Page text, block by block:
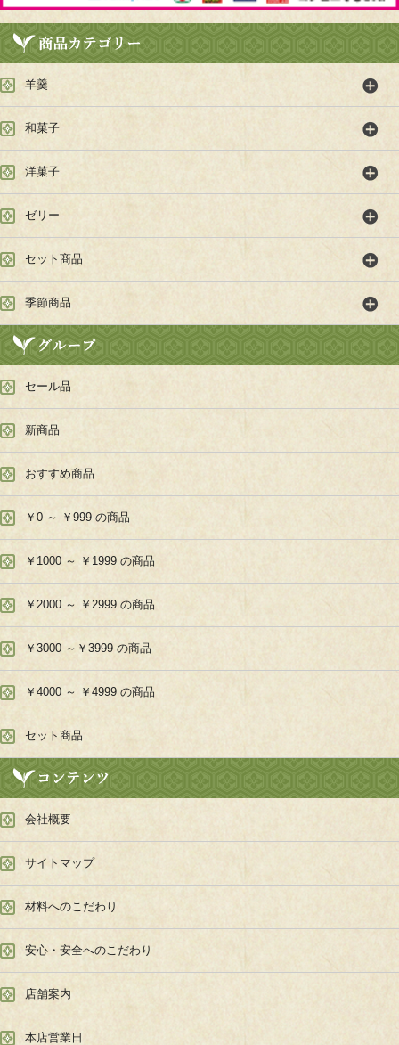
羊羹
和菓子
洋菓子
ゼリー
セット商品
季節商品
セール品
新商品
おすすめ商品
￥0 ～ ￥999 の商品
￥1000 ～ ￥1999 の商品
￥2000 ～ ￥2999 の商品
￥3000 ～￥3999 の商品
￥4000 ～ ￥4999 の商品
セット商品
会社概要
サイトマップ
材料へのこだわり
安心・安全へのこだわり
店舗案内
本店営業日